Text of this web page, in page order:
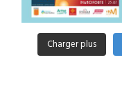
Charger plus